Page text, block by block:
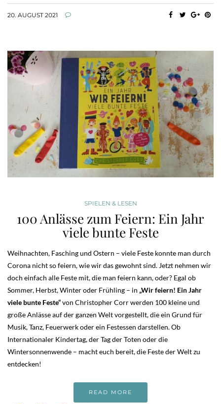
20. AUGUST 2021
SPIELEN & LESEN
100 Anlässe zum Feiern: Ein Jahr
viele bunte Feste
Weihnachten, Fasching und Ostern – viele Feste konnte man durch
Corona nicht so feiern, wie wir das gewohnt sind. Jetzt nehmen wir
doch einfach alle Feste mit, die man feiern kann, oder? Egal ob
Sommer, Herbst, Winter oder Frühling – in „Wir feiern! Ein Jahr
viele bunte Feste“von Christopher Corr werden 100 kleine und
große Anlässe auf der ganzen Welt vorgestellt, die ein Grund für
Musik, Tanz, Feuerwerk oder ein Festessen darstellen. Ob
Internationaler Kindertag, der Tag der Toten oder die
Wintersonnenwende – macht euch bereit, die Feste der Welt zu
entdecken!
READ MORE